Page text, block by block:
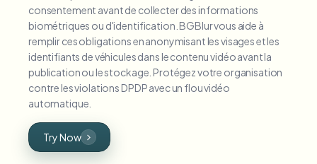
consentement avant de collecter des informations
biométriques ou d'identification. BGBlur vous aide à
remplir ces obligations en anonymisant les visages et les
identifiants de véhicules dans le contenu vidéo avant la
publication ou le stockage. Protégez votre organisation
contre les violations DPDP avec un flou vidéo
automatique.
Try Now